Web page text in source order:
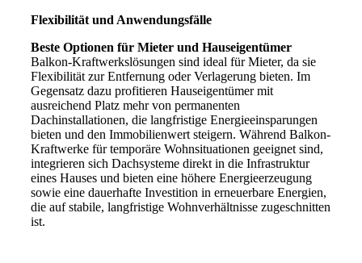
Flexibilität und Anwendungsfälle
Beste Optionen für Mieter und Hauseigentümer
Balkon-Kraftwerkslösungen sind ideal für Mieter, da sie
Flexibilität zur Entfernung oder Verlagerung bieten. Im
Gegensatz dazu profitieren Hauseigentümer mit
ausreichend Platz mehr von permanenten
Dachinstallationen, die langfristige Energieeinsparungen
bieten und den Immobilienwert steigern. Während Balkon-
Kraftwerke für temporäre Wohnsituationen geeignet sind,
integrieren sich Dachsysteme direkt in die Infrastruktur
eines Hauses und bieten eine höhere Energieerzeugung
sowie eine dauerhafte Investition in erneuerbare Energien,
die auf stabile, langfristige Wohnverhältnisse zugeschnitten
ist.